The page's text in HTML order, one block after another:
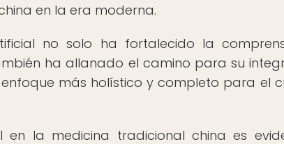
en la era moderna.
no solo ha fortalecido la
ha allanado el camino para su
más holístico y completo para el
en la medicina tradicional china es